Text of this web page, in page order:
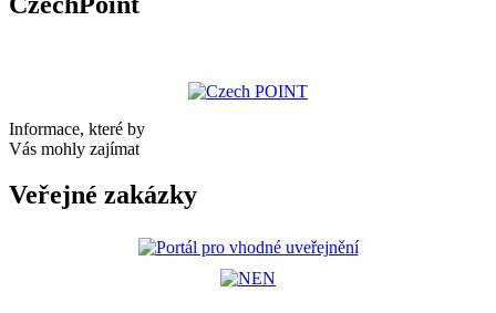
Informace, které by
Vás mohly zajímat
Veřejné zakázky